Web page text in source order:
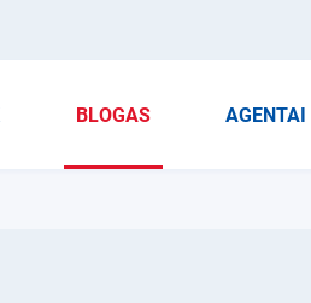
BLOGAS AGENTAI